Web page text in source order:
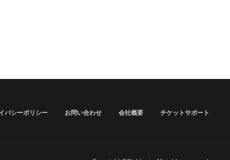
バシーポリシー お問い合わせ 会社概要 チケットサポート